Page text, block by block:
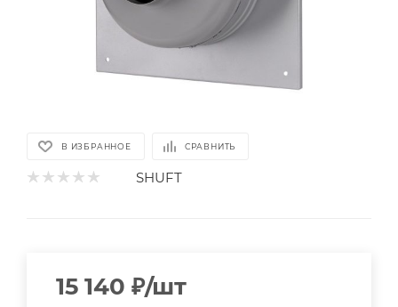
В ИЗБРАННОЕ СРАВНИТЬ
SHUFT
15 140 ₽/шт